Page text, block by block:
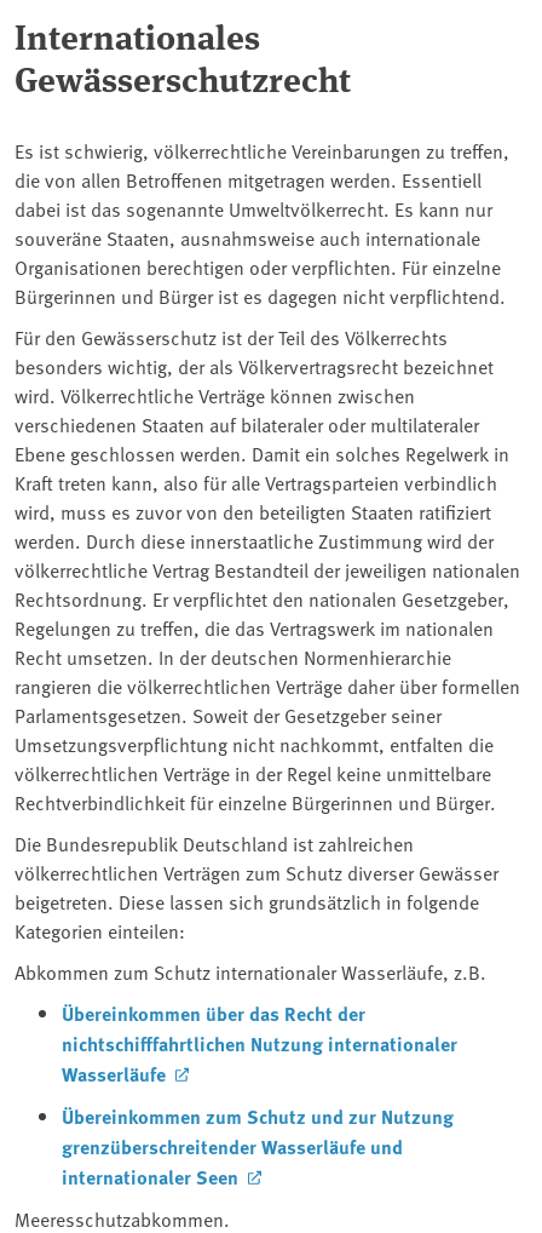
Internationales
Gewässerschutzrecht
Es ist schwierig, völkerrechtliche Vereinbarungen zu treffen,
die von allen Betroffenen mitgetragen werden. Essentiell
dabei ist das sogenannte Umweltvölkerrecht. Es kann nur
souveräne Staaten, ausnahmsweise auch internationale
Organisationen berechtigen oder verpflichten. Für einzelne
Bürgerinnen und Bürger ist es dagegen nicht verpflichtend.
Für den Gewässerschutz ist der Teil des Völkerrechts
besonders wichtig, der als Völkervertragsrecht bezeichnet
wird. Völkerrechtliche Verträge können zwischen
verschiedenen Staaten auf bilateraler oder multilateraler
Ebene geschlossen werden. Damit ein solches Regelwerk in
Kraft treten kann, also für alle Vertragsparteien verbindlich
wird, muss es zuvor von den beteiligten Staaten ratifiziert
werden. Durch diese innerstaatliche Zustimmung wird der
völkerrechtliche Vertrag Bestandteil der jeweiligen nationalen
Rechtsordnung. Er verpflichtet den nationalen Gesetzgeber,
Regelungen zu treffen, die das Vertragswerk im nationalen
Recht umsetzen. In der deutschen Normenhierarchie
rangieren die völkerrechtlichen Verträge daher über formellen
Parlamentsgesetzen. Soweit der Gesetzgeber seiner
Umsetzungsverpflichtung nicht nachkommt, entfalten die
völkerrechtlichen Verträge in der Regel keine unmittelbare
Rechtverbindlichkeit für einzelne Bürgerinnen und Bürger.
Die Bundesrepublik Deutschland ist zahlreichen
völkerrechtlichen Verträgen zum Schutz diverser Gewässer
beigetreten. Diese lassen sich grundsätzlich in folgende
Kategorien einteilen:
Abkommen zum Schutz internationaler Wasserläufe, z.B.
Übereinkommen über das Recht der
nichtschifffahrtlichen Nutzung internationaler
Wasserläufe
Übereinkommen zum Schutz und zur Nutzung
grenzüberschreitender Wasserläufe und
internationaler Seen
Meeresschutzabkommen.